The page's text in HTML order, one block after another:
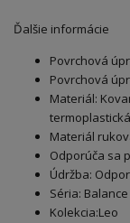
Ďalšie informácie
Povrchová
Povrchová
Materiál:
Materiál
Odporúča sa
Údržba:
Séria: Balance
Kolekcia:Leo